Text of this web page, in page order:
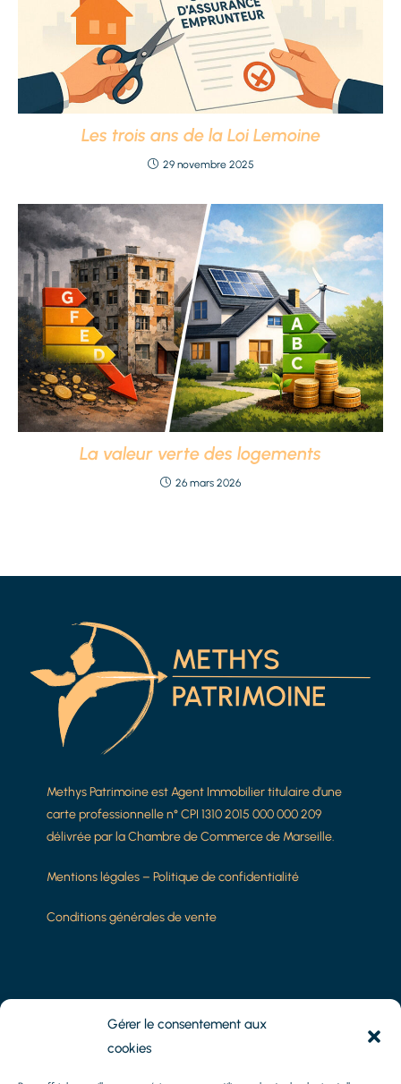
Gérer le consentement aux
cookies
Les trois ans de la Loi Lemoine
29 novembre 2025
La valeur verte des logements
26 mars 2026
Methys Patrimoine est Agent Immobilier titulaire d’une
carte professionnelle n° CPI 1310 2015 000 000 209
délivrée par la Chambre de Commerce de Marseille.
Mentions légales–Politique de confidentialité
Conditions générales de vente